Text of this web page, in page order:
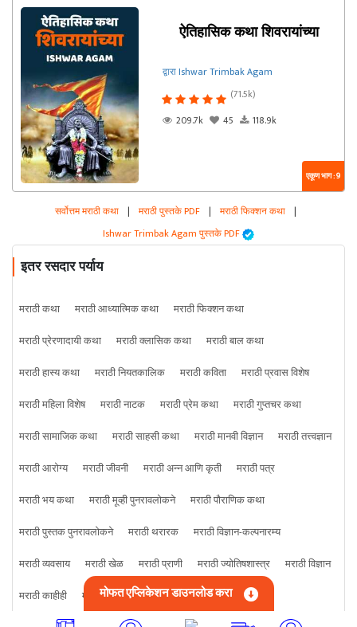
ऐतिहासिक कथा शिवरायांच्या
द्वारा Ishwar Trimbak Agam
(71.5k)
209.7k
45 118.9k
एकूण भाग : 9
सर्वोत्तम मराठी कथा | मराठी पुस्तके PDF | मराठी फिक्शन कथा |
Ishwar Trimbak Agam पुस्तके PDF
इतर रसदार पर्याय
मराठी कथा मराठी आध्यात्मिक कथा
मराठी फिक्शन कथा
मराठी प्रेरणादायी कथा
मराठी क्लासिक कथा
मराठी बाल कथा
मराठी हास्य कथा
मराठी नियतकालिक मराठी कविता
मराठी प्रवास विशेष
मराठी महिला विशेष
मराठी नाटक मराठी प्रेम कथा
मराठी गुप्तचर कथा
मराठी सामाजिक कथा
मराठी साहसी कथा मराठी मानवी विज्ञान
मराठी तत्त्वज्ञान
मराठी आरोग्य
मराठी जीवनी मराठी अन्न आणि कृती
मराठी पत्र
मराठी भय कथा
मराठी मूव्ही पुनरावलोकने
मराठी पौराणिक कथा
मराठी पुस्तक पुनरावलोकने
मराठी थरारक
मराठी विज्ञान-कल्पनारम्य
मराठी व्यवसाय
मराठी खेळ मराठी प्राणी मराठी ज्योतिषशास्त्र
मराठी विज्ञान
मराठी काहीही
मराठी क्राइम कथा
मोफत एप्लिकेशन डाउनलोड करा